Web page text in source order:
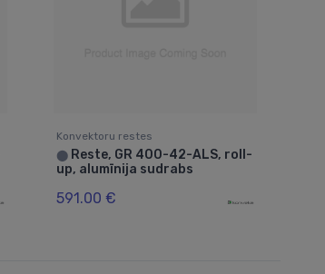
Konvektoru restes
⬤Reste, GR 400-42-ALS, roll-
up, alumīnija sudrabs
591.00 €